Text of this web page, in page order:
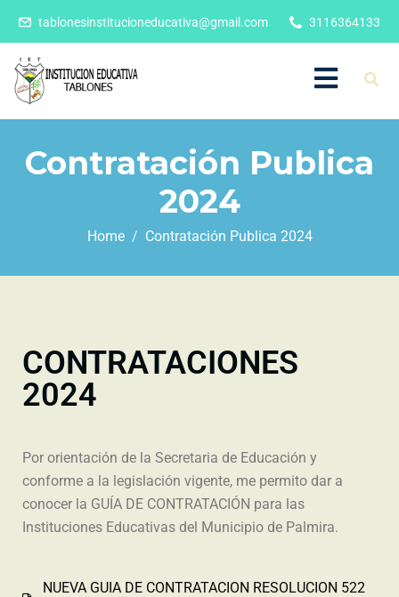
tablonesinstitucioneducativa@gmail.com 3116364133
Contratación Publica
2024
Home Contratación Publica 2024
CONTRATACIONES
2024
Por orientación de la Secretaria de Educación y
conforme a la legislación vigente, me permito dar a
conocer la GUÍA DE CONTRATACIÓN para las
Instituciones Educativas del Municipio de Palmira.
NUEVA GUIA DE CONTRATACION RESOLUCION 522